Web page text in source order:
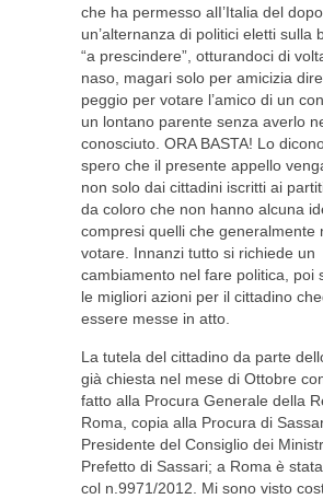
che ha permesso alI’Italia del
un’alternanza di politici eletti sulla
“a prescindere”, otturandoci di
naso, magari solo per amicizia
peggio per votare l’amico di un
un lontano parente senza averlo
conosciuto. ORA BASTA! Lo
spero che il presente appello
non solo dai cittadini iscritti ai
da coloro che non hanno alcuna
compresi quelli che generalmente
votare. Innanzi tutto si richiede un
cambiamento nel fare politica, poi
le migliori azioni per il cittadino
essere messe in atto.
La tutela del cittadino da parte
già chiesta nel mese di Ottobre
fatto alla Procura Generale della
Roma, copia alla Procura di
Presidente del Consiglio dei
Prefetto di Sassari; a Roma è
col n.9971/2012. Mi sono visto